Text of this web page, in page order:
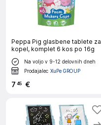
Peppa Pig glasbene tablete za
kopel, komplet 6 kos po 16g
Na voljo v 9-12 delovnih dneh
Prodajalec XuPe GROUP
7 45 €